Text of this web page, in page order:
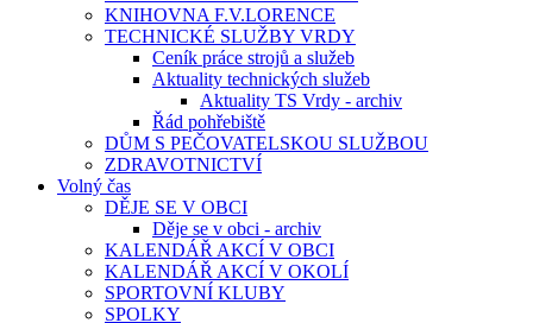
KNIHOVNA F.V.LORENCE
TECHNICKÉ SLUŽBY VRDY
Ceník práce strojů a služeb
Aktuality technických služeb
Aktuality TS Vrdy - archiv
Řád pohřebiště
DŮM S PEČOVATELSKOU SLUŽBOU
ZDRAVOTNICTVÍ
Volný čas
DĚJE SE V OBCI
Děje se v obci - archiv
KALENDÁŘ AKCÍ V OBCI
KALENDÁŘ AKCÍ V OKOLÍ
SPORTOVNÍ KLUBY
SPOLKY